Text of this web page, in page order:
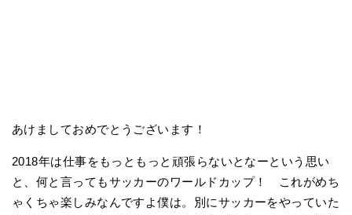
あけましておめでとうございます！
2018年は仕事をもっともっと頑張らないとなーという思い
と、何と言ってもサッカーのワールドカップ！ これがめち
ゃくちゃ楽しみなんですよ僕は。別にサッカーをやっていた